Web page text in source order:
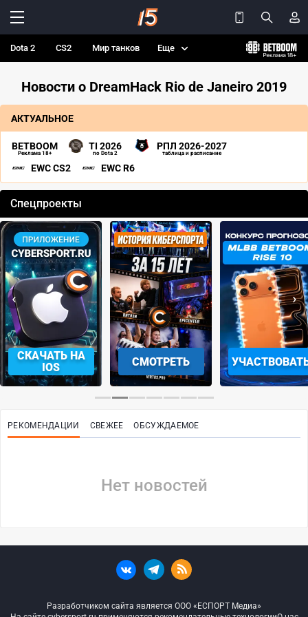
Dota 2 CS2 Мир танков Еще
Новости о DreamHack Rio de Janeiro 2019
АКТУАЛЬНОЕ
BETBOOM
Реклама 18+
TI 2026
по Dota 2
РПЛ 2026-2027
таблица и расписание
EWC CS2 EWC R6
Спецпроекты
СКАЧАТЬ НА
IOS
СМОТРЕТЬ
‹ ›
РЕКОМЕНДАЦИИ СВЕЖЕЕ ОБСУЖДАЕМОЕ
Нет новостей
Разработчиком сайта является ООО «ЕСПОРТ Медиа»